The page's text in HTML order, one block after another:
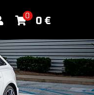
0 0 €